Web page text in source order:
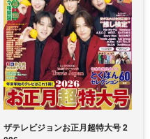
ザテレビジョンお正月超特大号 2